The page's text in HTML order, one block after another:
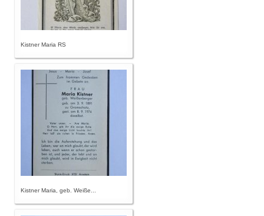
Kistner Maria RS
Kistner Maria, geb. Weiße...